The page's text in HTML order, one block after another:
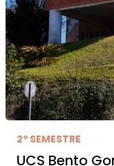
2º SEMESTRE
UCS Bento